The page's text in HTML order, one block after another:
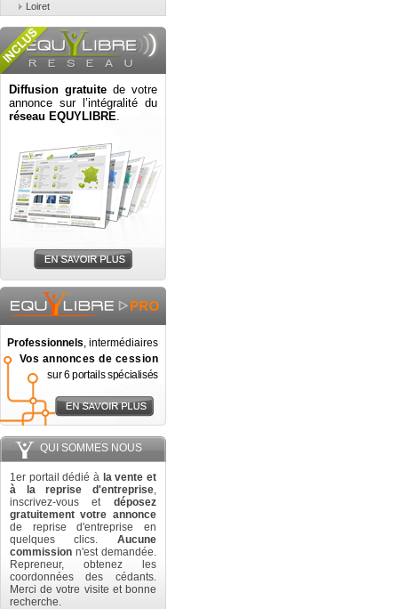
Loiret
Diffusion gratuite de votre
annonce sur l’intégralité du
réseau EQUYLIBRE.
Professionnels, intermédiaires
Vos annonces de cession
sur 6 portails spécialisés
QUI SOMMES NOUS
1er portail dédié à la vente et
à la reprise d'entreprise,
inscrivez-vous et déposez
gratuitement votre annonce
de reprise d'entreprise en
quelques clics. Aucune
commission n'est demandée.
Repreneur, obtenez les
coordonnées des cédants.
Merci de votre visite et bonne
recherche.